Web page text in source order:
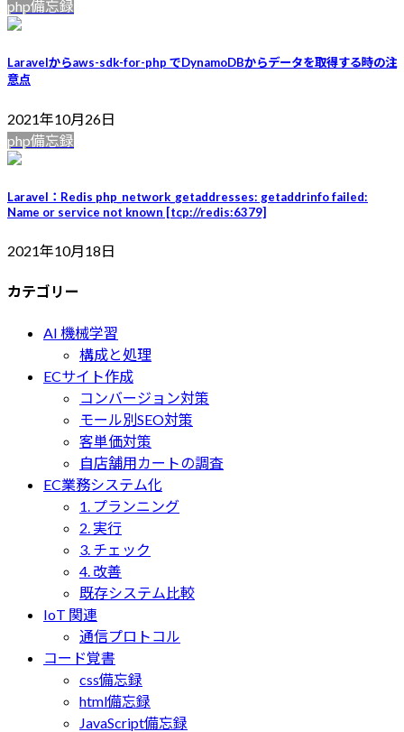
php備忘録
Laravelからaws-sdk-for-php でDynamoDBからデータを取得する時の注
意点
2021年10月26日
php備忘録
Laravel：Redis php_network_getaddresses: getaddrinfo failed:
Name or service not known [tcp://redis:6379]
2021年10月18日
カテゴリー
AI 機械学習
構成と処理
ECサイト作成
コンバージョン対策
モール別SEO対策
客単価対策
自店舗用カートの調査
EC業務システム化
1. プランニング
2. 実行
3. チェック
4. 改善
既存システム比較
IoT 関連
通信プロトコル
コード覚書
css備忘録
html備忘録
JavaScript備忘録